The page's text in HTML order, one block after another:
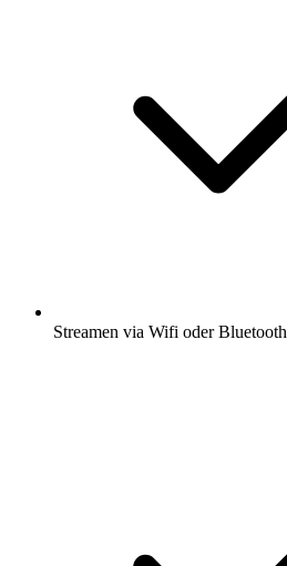
Streamen via Wifi oder Bluetooth